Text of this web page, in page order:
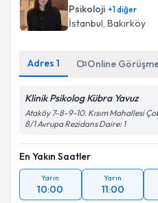
Psikoloji +1diğer
İstanbul, Bakırköy
Adres 1 Online
Klinik Psikolog Kübra Yavuz
Ataköy 7-8-9-10. Kısım Mahallesi
8/1 Avrupa Rezidans Daire: 1
En Yakın Saatler
Yarın
10:00
Yarın
11:00